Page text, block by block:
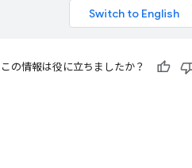
この情報は役に立ちましたか？